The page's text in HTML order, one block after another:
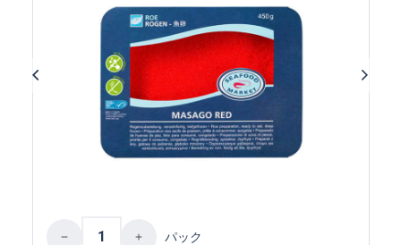
Product Quantity: Enter the desired
パック